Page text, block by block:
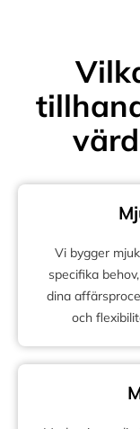
Vi bygger
specifika
dina
och